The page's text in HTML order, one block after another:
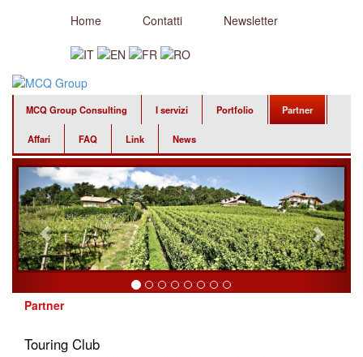
Home Contatti Newsletter
MCQ Group Consulting I servizi Portfolio Partner
Affari FAQ Link News
Partner
Touring Club